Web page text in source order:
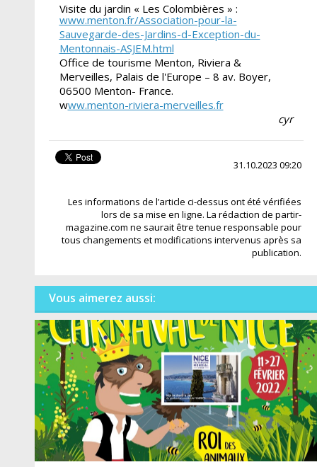
Visite du jardin « Les Colombières » :
www.menton.fr/Association-pour-la-
Sauvegarde-des-Jardins-d-Exception-du-
Mentonnais-ASJEM.html
Office de tourisme Menton, Riviera &
Merveilles, Palais de l'Europe – 8 av. Boyer,
06500 Menton- France.
www.menton-riviera-merveilles.fr
cyr
31.10.2023 09:20
Les informations de l’article ci-dessus ont été vérifiées
lors de sa mise en ligne. La rédaction de partir-
magazine.com ne saurait être tenue responsable pour
tous changements et modifications intervenus après sa
publication.
Vous aimerez aussi: